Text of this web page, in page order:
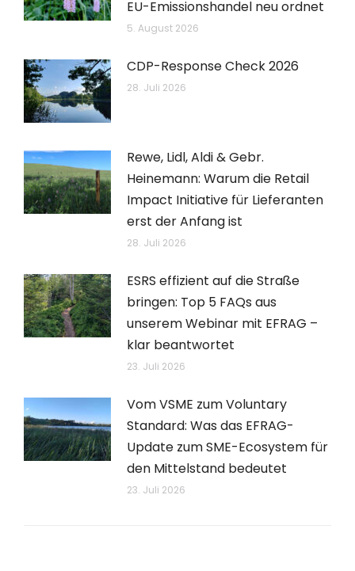
EU-Emissionshandel neu ordnet
5. August 2026
CDP-Response Check 2026
28. Juli 2026
Rewe, Lidl, Aldi & Gebr.
Heinemann: Warum die Retail
Impact Initiative für Lieferanten
erst der Anfang ist
28. Juli 2026
ESRS effizient auf die Straße
bringen: Top 5 FAQs aus
unserem Webinar mit EFRAG –
klar beantwortet
23. Juli 2026
Vom VSME zum Voluntary
Standard: Was das EFRAG-
Update zum SME-Ecosystem für
den Mittelstand bedeutet
23. Juli 2026